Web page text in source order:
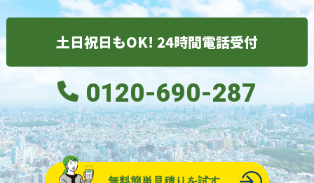
土日祝日もOK! 24時間電話受付
0120-690-287